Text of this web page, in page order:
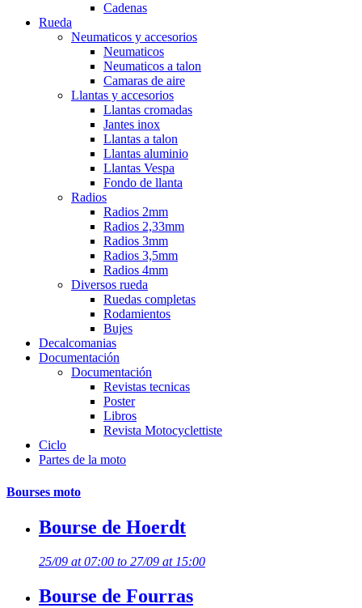
Cadenas
Rueda
Neumaticos y accesorios
Neumaticos
Neumaticos a talon
Camaras de aire
Llantas y accesorios
Llantas cromadas
Jantes inox
Llantas a talon
Llantas aluminio
Llantas Vespa
Fondo de llanta
Radios
Radios 2mm
Radios 2,33mm
Radios 3mm
Radios 3,5mm
Radios 4mm
Diversos rueda
Ruedas completas
Rodamientos
Bujes
Decalcomanias
Documentación
Documentación
Revistas tecnicas
Poster
Libros
Revista Motocyclettiste
Ciclo
Partes de la moto
Bourses moto
Bourse de Hoerdt
25/09 at 07:00 to 27/09 at 15:00
Bourse de Fourras